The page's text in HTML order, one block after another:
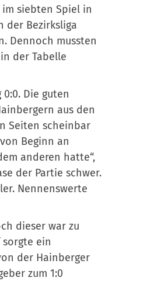
siebten Spiel in
der Bezirksliga
Dennoch mussten
der Tabelle
Die guten
aus den
Seiten scheinbar
Beginn an
anderen hatte“,
der Partie schwer.
Nennenswerte
dieser war zu
sorgte ein
der Hainberger
zum 1:0